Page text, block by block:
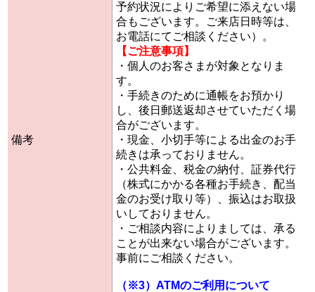
備考
予約状況によりご希望に添えない場
合もございます。ご来店日時等は、
お電話にてご相談ください）。
【ご注意事項】
・個人のお客さまが対象となりま
す。
・手続きのために通帳をお預かり
し、後日郵送返却させていただく場
合がございます。
・現金、小切手等による出金のお手
続きは承っておりません。
・公共料金、税金の納付、証券代行
（株式にかかる各種お手続き、配当
金のお受け取り等）、振込はお取扱
いしておりません。
・ご相談内容によりましては、承る
ことが出来ない場合がございます。
事前にご相談ください。
（※3）ATMのご利用について